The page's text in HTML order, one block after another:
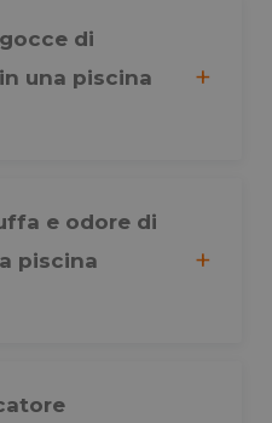
di
una piscina
e odore di
piscina